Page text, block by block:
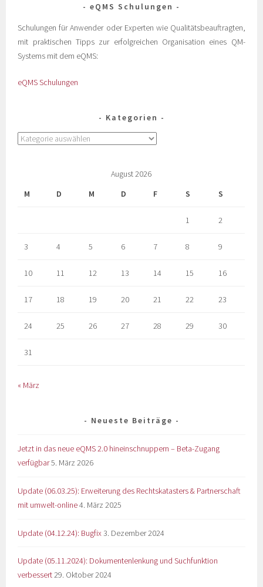
eQMS Schulungen
Schulungen für Anwender oder Experten wie Qualitätsbeauftragten,
mit praktischen Tipps zur erfolgreichen Organisation eines QM-
Systems mit dem eQMS:
eQMS Schulungen
Kategorien
August 2026
M
D M D F S S
1 2
3 4 5 6 7 8 9
10 11 12 13 14 15 16
17 18 19 20 21 22 23
24 25 26 27 28 29 30
31
« März
Neueste Beiträge
Jetzt in das neue eQMS 2.0 hineinschnuppern – Beta-Zugang
verfügbar5. März 2026
Update (06.03.25): Erweiterung des Rechtskatasters & Partnerschaft
mit umwelt-online4. März 2025
Update (04.12.24): Bugfix 3. Dezember 2024
Update (05.11.2024): Dokumentenlenkung und Suchfunktion
verbessert29. Oktober 2024